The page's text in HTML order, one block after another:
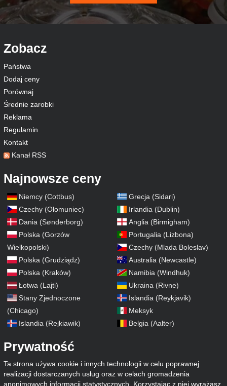
Zobacz
Państwa
Dodaj ceny
Porównaj
Średnie zarobki
Reklama
Regulamin
Kontakt
Kanał RSS
Najnowsze ceny
Niemcy (Cottbus)
Czechy (Ołomuniec)
Dania (Sønderborg)
Polska (Gorzów
Wielkopolski)
Polska (Grudziądz)
Polska (Kraków)
Łotwa (Lajti)
Stany Zjednoczone
(Chicago)
Islandia (Rejkiawik)
Grecja (Sidari)
Irlandia (Dublin)
Anglia (Birmigham)
Portugalia (Lizbona)
Czechy (Mlada Boleslav)
Australia (Newcastle)
Namibia (Windhuk)
Ukraina (Rivne)
Islandia (Reykjavik)
Meksyk
Belgia (Aalter)
Prywatność
Ta strona używa cookie i innych technologii w celu poprawnej
realizacji dostarczanych usług oraz w celach gromadzenia
anonimowych informacji statystycznych. Korzystając z niej wyrażasz